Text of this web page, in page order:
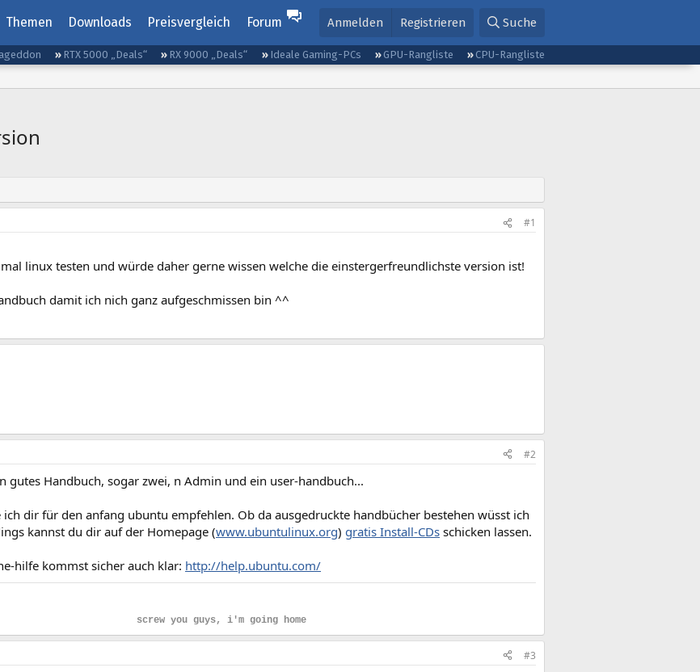
Themen Downloads Preisvergleich Forum Anmelden Registrieren Suche
RTX 5000 „Deals“ RX 9000 „Deals“ Ideale Gaming-PCs GPU-Rangliste
CPU-Rangliste
#1
linux testen und würde daher gerne wissen welche die einstergerfreundlichste version ist!
damit ich nich ganz aufgeschmissen bin ^^
#2
gutes Handbuch, sogar zwei, n Admin und ein user-handbuch...
dir für den anfang ubuntu empfehlen. Ob da ausgedruckte handbücher bestehen wüsst ich
kannst du dir auf der Homepage (www.ubuntulinux.org) gratis Install-CDs schicken lassen.
hilfe kommst sicher auch klar: http://help.ubuntu.com/
screw you guys, i'm going home
#3